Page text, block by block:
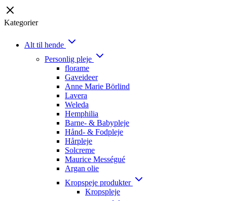
Kategorier
Alt til hende
Personlig pleje
florame
Gaveideer
Anne Marie Börlind
Lavera
Weleda
Hemphilia
Barne- & Babypleje
Hånd- & Fodpleje
Hårpleje
Solcreme
Maurice Mességué
Argan olie
Kropspeje produkter
Kropspleje